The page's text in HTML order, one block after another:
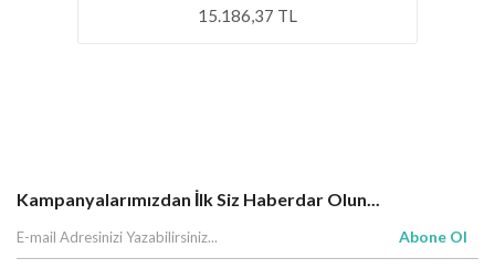
15.186,37 TL
Kampanyalarımızdan İlk Siz Haberdar Olun...
Abone Ol